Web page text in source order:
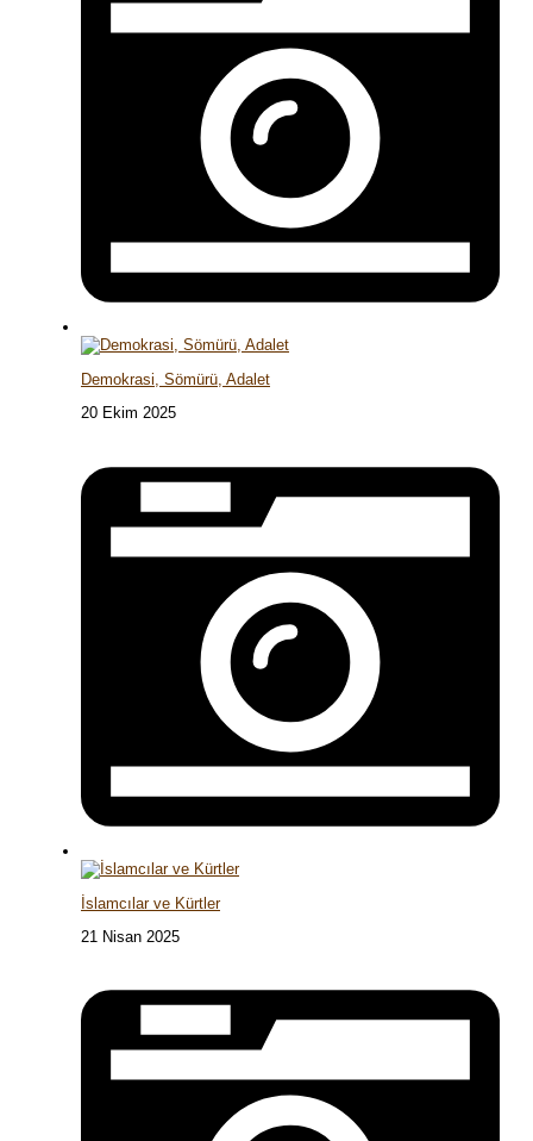
Demokrasi, Sömürü, Adalet
20 Ekim 2025
İslamcılar ve Kürtler
21 Nisan 2025